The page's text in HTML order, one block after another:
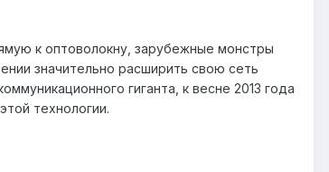
к оптоволокну, зарубежные монстры
значительно расширить свою сеть
гиганта, к весне 2013 года
технологии.